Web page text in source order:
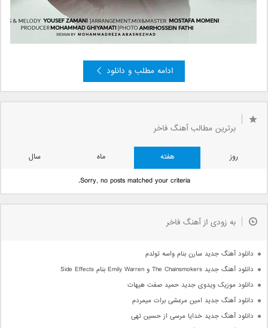
ادامه مطلب و دانلود
برترین مطالب آهنگ فاخر
روز هفته ماه
سال
Sorry, no posts matched your criteria.
به زودی از آهنگ فاخر
دانلود آهنگ جدید سارن بنام واسه تولدم
دانلود آهنگ جدید The Chainsmokers و Emily Warren بنام Side Effects
دانلود موزیک ویدوی جدید حمید صفت هیهات
دانلود آهنگ جدید امین مرعشی برات میمردم
دانلود آهنگ جدید خدایا مرسی از حسین تهی